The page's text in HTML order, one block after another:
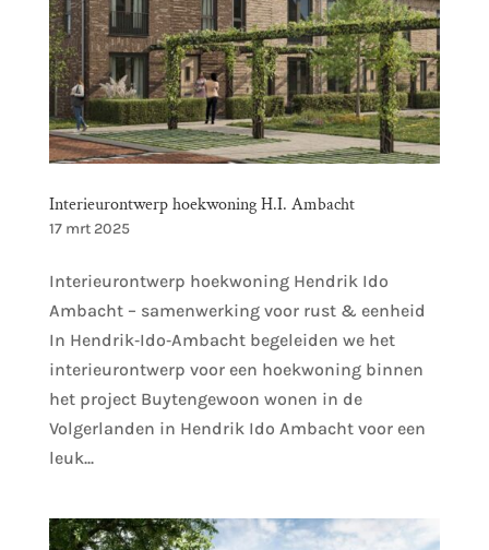
Interieurontwerp hoekwoning H.I. Ambacht
17 mrt 2025
Interieurontwerp hoekwoning Hendrik Ido
Ambacht – samenwerking voor rust & eenheid
In Hendrik‑Ido‑Ambacht begeleiden we het
interieurontwerp voor een hoekwoning binnen
het project Buytengewoon wonen in de
Volgerlanden in Hendrik Ido Ambacht voor een
leuk...